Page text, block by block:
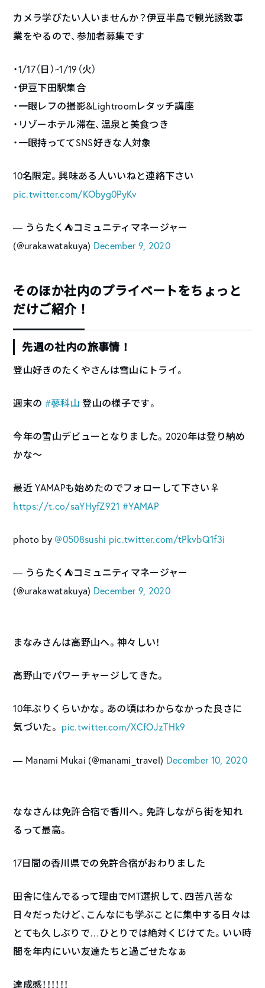
カメラ学びたい人いませんか？伊豆半島で観光誘致事
業をやるので、参加者募集です
・1/17（日）~1/19（火）
・伊豆下田駅集合
・一眼レフの撮影&Lightroomレタッチ講座
・リゾーホテル滞在、温泉と美食つき
・一眼持っててSNS好きな人対象
10名限定。興味ある人いいねと連絡下さい
pic.twitter.com/KObyg0PyKv
— うらたく⛺コミュニティマネージャー
(@urakawatakuya) December 9, 2020
そのほか社内のプライベートをちょっと
だけご紹介！
先週の社内の旅事情！
登山好きのたくやさんは雪山にトライ。
週末の #蓼科山 登山の様子です。
今年の雪山デビューとなりました。2020年は登り納め
かな〜
最近 YAMAPも始めたのでフォローして下さい‍♀️
https://t.co/saYHyfZ921 #YAMAP
photo by@0508sushi pic.twitter.com/tPkvbQ1f3i
— うらたく⛺コミュニティマネージャー
(@urakawatakuya) December 9, 2020
まなみさんは高野山へ。神々しい！
高野山でパワーチャージしてきた。
10年ぶりくらいかな。あの頃はわからなかった良さに
気づいた。 pic.twitter.com/XCfOJzTHk9
— Manami Mukai (@manami_travel) December 10, 2020
ななさんは免許合宿で香川へ。免許しながら街を知れ
るって最高。
17日間の香川県での免許合宿がおわりました
田舎に住んでるって理由でMT選択して、四苦八苦な
日々だったけど、こんなにも学ぶことに集中する日々は
とても久しぶりで…ひとりでは絶対くじけてた。いい時
間を年内にいい友達たちと過ごせたなぁ
達成感！！！！！！